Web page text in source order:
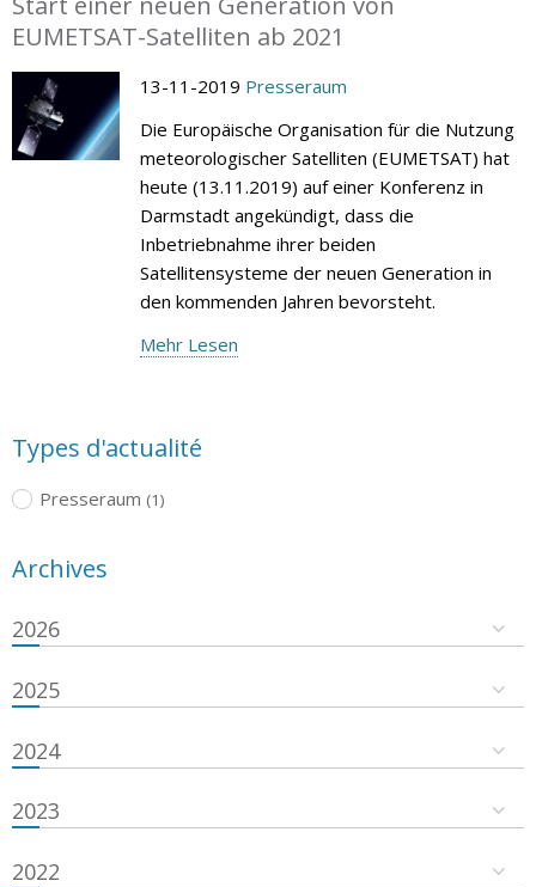
EUMETSAT-Satelliten ab 2021
13-11-2019 Presseraum
Die Europäische Organisation für die Nutzung
meteorologischer Satelliten (EUMETSAT) hat
heute (13.11.2019) auf einer Konferenz in
Darmstadt angekündigt, dass die
Inbetriebnahme ihrer beiden
Satellitensysteme der neuen Generation in
den kommenden Jahren bevorsteht.
Mehr Lesen
Types d'actualité
Presseraum (1)
Archives
2026
2025
2024
2023
2022